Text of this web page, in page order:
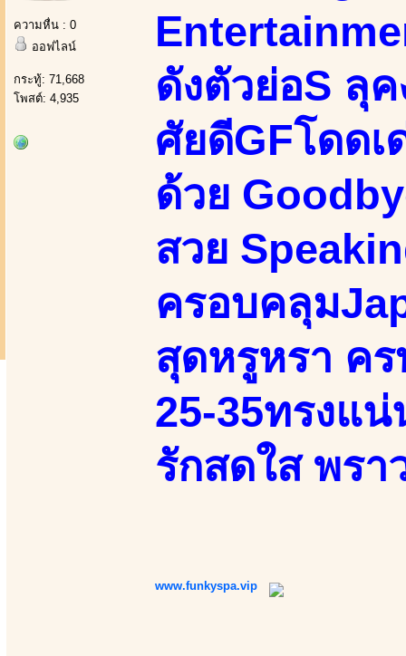
ความหื่น : 0
ออฟไลน์
กระทู้: 71,668
โพสต์: 4,935
ดังตัวย่อS ลุ
ศัยดีGFโดด
ด้วย
สวย
ครอบคลุม
สุดหรูหรา ค
25-35ทรงแ
รักสดใส พรา
www.funkyspa.vip